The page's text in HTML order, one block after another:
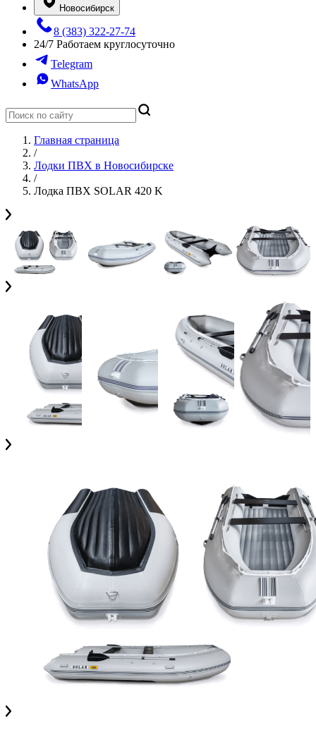
Новосибирск
8 (383) 322-27-74
24/7 Работаем круглосуточно
Telegram
WhatsApp
Главная страница
/
Лодки ПВХ в Новосибирске
/
Лодка ПВХ SOLAR 420 K